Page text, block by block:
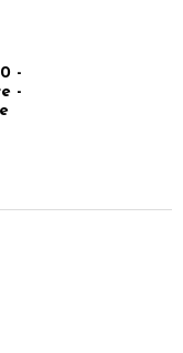
-
-